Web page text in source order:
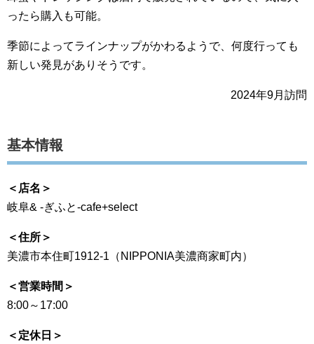
ったら購入も可能。
季節によってラインナップがかわるようで、何度行っても
新しい発見がありそうです。
2024年9月訪問
基本情報
＜店名＞
岐阜& -ぎふと-cafe+select
＜住所＞
美濃市本住町1912-1（NIPPONIA美濃商家町内）
＜営業時間＞
8:00～17:00
＜定休日＞